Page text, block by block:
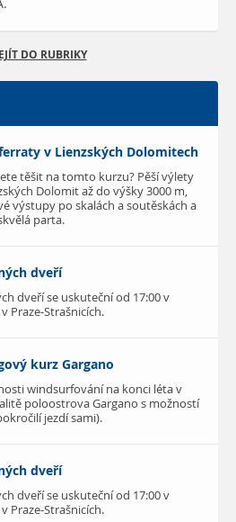
DO RUBRIKY
v Lienzských Dolomitech
těšit na tomto kurzu? Pěší výlety
Dolomit až do výšky 3000 m,
výstupy po skalách a soutěskách a
parta.
dveří
dveří se uskuteční od 17:00 v
Praze-Strašnicích.
kurz Gargano
windsurfování na konci léta v
poloostrova Gargano s možností
jezdí sami).
dveří
dveří se uskuteční od 17:00 v
Praze-Strašnicích.